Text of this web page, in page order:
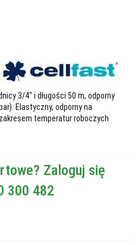
3/4" i długości 50 m, odporny
Elastyczny, odporny na
temperatur roboczych
Zaloguj się
300 482